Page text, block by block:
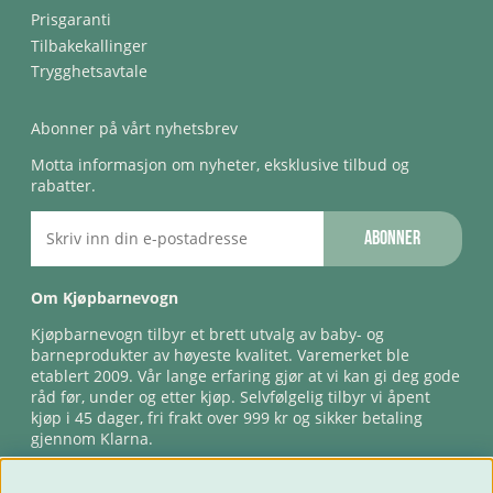
Prisgaranti
Tilbakekallinger
Trygghetsavtale
Abonner på vårt nyhetsbrev
Motta informasjon om nyheter, eksklusive tilbud og
rabatter.
Abonner
Om Kjøpbarnevogn
Kjøpbarnevogn tilbyr et brett utvalg av baby- og
barneprodukter av høyeste kvalitet. Varemerket ble
etablert 2009. Vår lange erfaring gjør at vi kan gi deg gode
råd før, under og etter kjøp. Selvfølgelig tilbyr vi åpent
kjøp i 45 dager, fri frakt over 999 kr og sikker betaling
gjennom Klarna.